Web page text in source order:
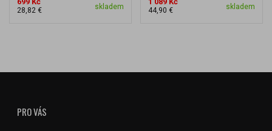
28,82 € skladem 44,90 € skladem
PRO VÁS